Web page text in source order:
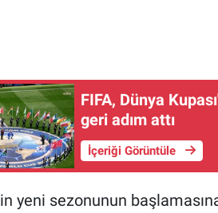
FIFA, Dünya
geri adım attı
İçeriği Görüntüle
yeni sezonunun